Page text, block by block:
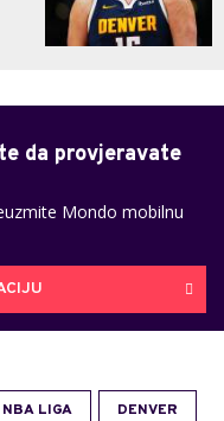
da provjeravate
Mondo mobilnu
NBA LIGA DENVER